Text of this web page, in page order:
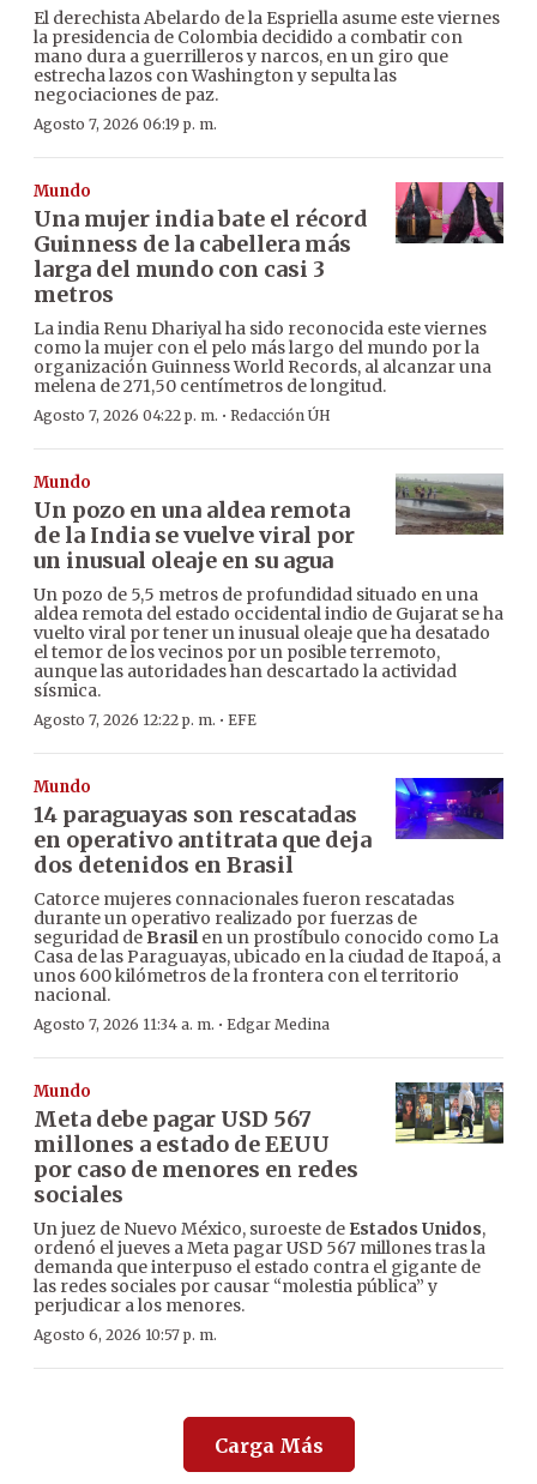
El derechista Abelardo de la Espriella asume este viernes
la presidencia de Colombia decidido a combatir con
mano dura a guerrilleros y narcos, en un giro que
estrecha lazos con Washington y sepulta las
negociaciones de paz.
Agosto 7, 2026 06:19 p. m.
Mundo
Una mujer india bate el récord
Guinness de la cabellera más
larga del mundo con casi 3
metros
La india Renu Dhariyal ha sido reconocida este viernes
como la mujer con el pelo más largo del mundo por la
organización Guinness World Records, al alcanzar una
melena de 271,50 centímetros de longitud.
Agosto 7, 2026 04:22 p. m. · Redacción ÚH
Mundo
Un pozo en una aldea remota
de la India se vuelve viral por
un inusual oleaje en su agua
Un pozo de 5,5 metros de profundidad situado en una
aldea remota del estado occidental indio de Gujarat se ha
vuelto viral por tener un inusual oleaje que ha desatado
el temor de los vecinos por un posible terremoto,
aunque las autoridades han descartado la actividad
sísmica.
Agosto 7, 2026 12:22 p. m. · EFE
Mundo
14 paraguayas son rescatadas
en operativo antitrata que deja
dos detenidos en Brasil
Catorce mujeres connacionales fueron rescatadas
durante un operativo realizado por fuerzas de
seguridad de Brasilen un prostíbulo conocido como La
Casa de las Paraguayas, ubicado en la ciudad de Itapoá, a
unos 600 kilómetros de la frontera con el territorio
nacional.
Agosto 7, 2026 11:34 a. m. · Edgar Medina
Mundo
Meta debe pagar USD 567
millones a estado de EEUU
por caso de menores en redes
sociales
Un juez de Nuevo México, suroeste de Estados Unidos,
ordenó el jueves a Meta pagar USD 567 millones tras la
demanda que interpuso el estado contra el gigante de
las redes sociales por causar “molestia pública” y
perjudicar a los menores.
Agosto 6, 2026 10:57 p. m.
Carga Más